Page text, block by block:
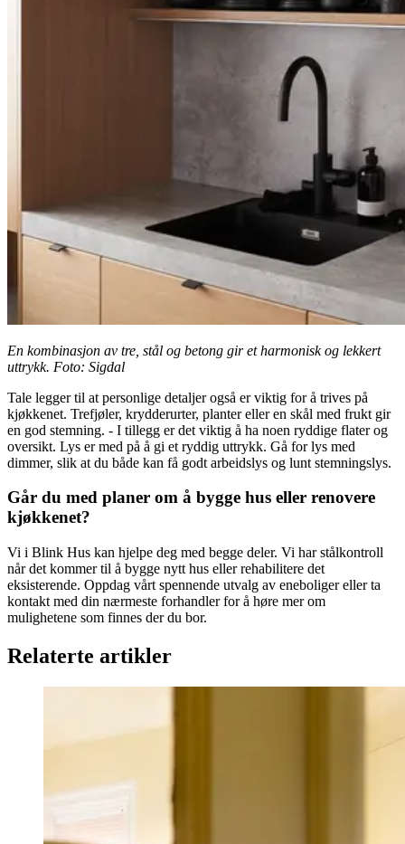
En kombinasjon av tre, stål og betong gir et harmonisk og lekkert
uttrykk. Foto: Sigdal
Tale legger til at personlige detaljer også er viktig for å trives på
kjøkkenet. Trefjøler, krydderurter, planter eller en skål med frukt gir
en god stemning. - I tillegg er det viktig å ha noen ryddige flater og
oversikt. Lys er med på å gi et ryddig uttrykk. Gå for lys med
dimmer, slik at du både kan få godt arbeidslys og lunt stemningslys.
Går du med planer om å bygge hus eller renovere
kjøkkenet?
Vi i Blink Hus kan hjelpe deg med begge deler. Vi har stålkontroll
når det kommer til å bygge nytt hus eller rehabilitere det
eksisterende. Oppdag vårt spennende utvalg av eneboliger eller ta
kontakt med din nærmeste forhandler for å høre mer om
mulighetene som finnes der du bor.
Relaterte artikler